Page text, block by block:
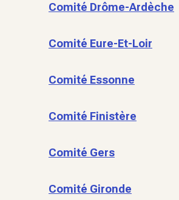
Comité Drôme-Ardèche
Comité Eure-Et-Loir
Comité Essonne
Comité Finistère
Comité Gers
Comité Gironde